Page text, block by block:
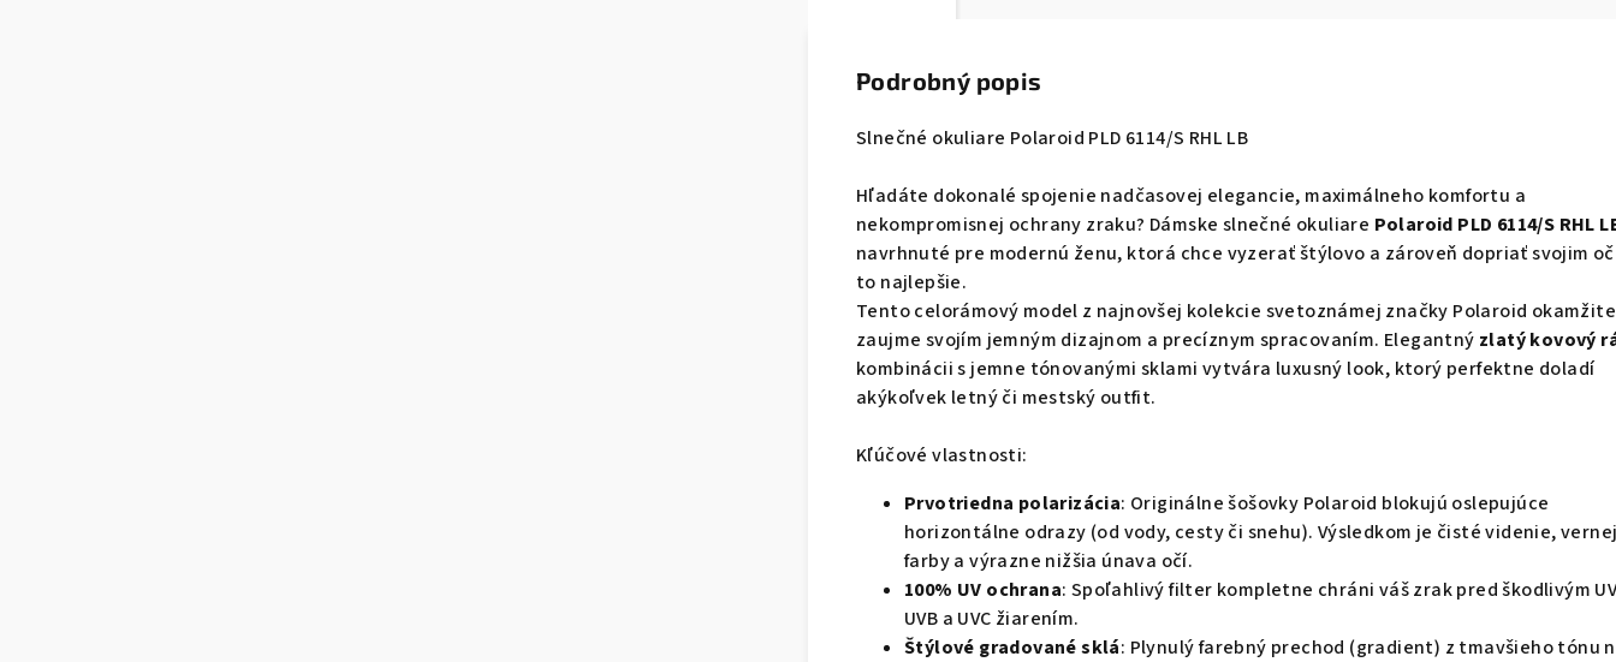
Podrobný popis
Slnečné okuliare Polaroid PLD 6114/S RHL LB
Hľadáte dokonalé spojenie nadčasovej elegancie, maximálneho komfortu a
nekompromisnej ochrany zraku? Dámske slnečné okuliare Polaroid PLD 6114/S RHL
navrhnuté pre modernú ženu, ktorá chce vyzerať štýlovo a zároveň dopriať svojim
to najlepšie.
Tento celorámový model z najnovšej kolekcie svetoznámej značky Polaroid okamžite
zaujme svojím jemným dizajnom a precíznym spracovaním. Elegantný zlatý kovový
kombinácii s jemne tónovanými sklami vytvára luxusný look, ktorý perfektne doladí
akýkoľvek letný či mestský outfit.
Kľúčové vlastnosti:
Prvotriedna polarizácia: Originálne šošovky Polaroid blokujú oslepujúce
horizontálne odrazy (od vody, cesty či snehu). Výsledkom je čisté videnie,
farby a výrazne nižšia únava očí.
100% UV ochrana: Spoľahlivý filter kompletne chráni váš zrak pred škodlivým
UVB a UVC žiarením.
Štýlové gradované sklá: Plynulý farebný prechod (gradient) z tmavšieho tónu